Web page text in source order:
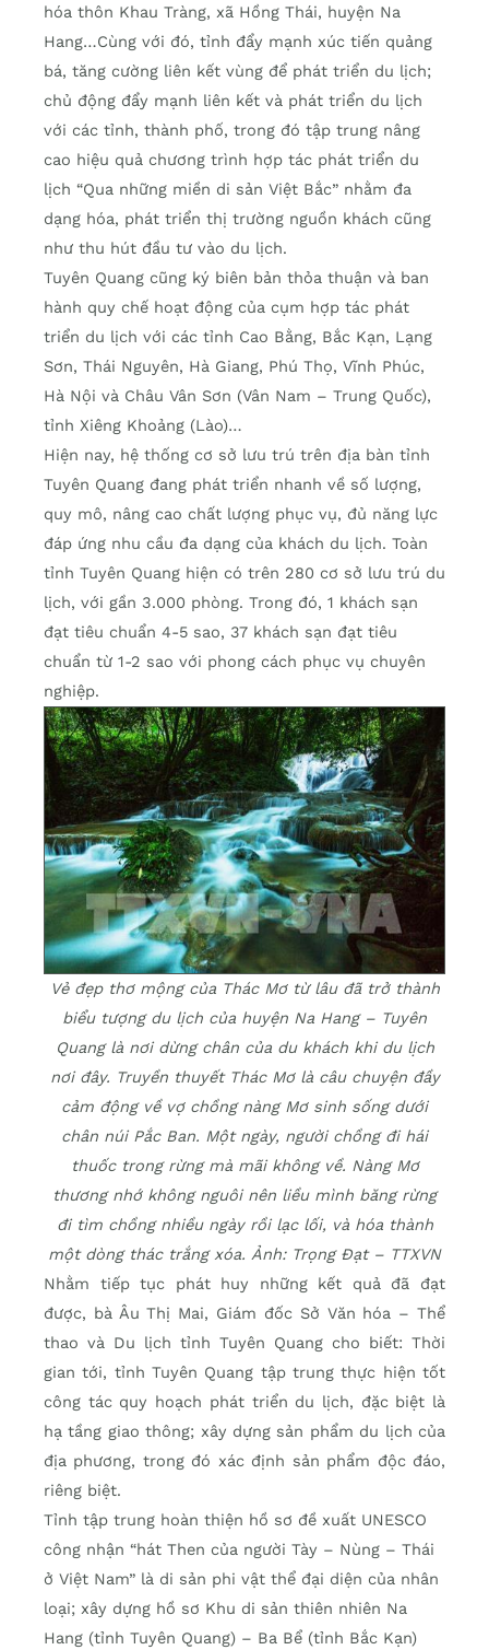
hóa thôn Khau Tràng, xã Hồng Thái, huyện Na
Hang…Cùng với đó, tỉnh đẩy mạnh xúc tiến quảng
bá, tăng cường liên kết vùng để phát triển du lịch;
chủ động đẩy mạnh liên kết và phát triển du lịch
với các tỉnh, thành phố, trong đó tập trung nâng
cao hiệu quả chương trình hợp tác phát triển du
lịch “Qua những miền di sản Việt Bắc” nhằm đa
dạng hóa, phát triển thị trường nguồn khách cũng
như thu hút đầu tư vào du lịch.
Tuyên Quang cũng ký biên bản thỏa thuận và ban
hành quy chế hoạt động của cụm hợp tác phát
triển du lịch với các tỉnh Cao Bằng, Bắc Kạn, Lạng
Sơn, Thái Nguyên, Hà Giang, Phú Thọ, Vĩnh Phúc,
Hà Nội và Châu Vân Sơn (Vân Nam – Trung Quốc),
tỉnh Xiêng Khoảng (Lào)…
Hiện nay, hệ thống cơ sở lưu trú trên địa bàn tỉnh
Tuyên Quang đang phát triển nhanh về số lượng,
quy mô, nâng cao chất lượng phục vụ, đủ năng lực
đáp ứng nhu cầu đa dạng của khách du lịch. Toàn
tỉnh Tuyên Quang hiện có trên 280 cơ sở lưu trú du
lịch, với gần 3.000 phòng. Trong đó, 1 khách sạn
đạt tiêu chuẩn 4-5 sao, 37 khách sạn đạt tiêu
chuẩn từ 1-2 sao với phong cách phục vụ chuyên
nghiệp.
Vẻ đẹp thơ mộng của Thác Mơ từ lâu đã trở thành
biểu tượng du lịch của huyện Na Hang – Tuyên
Quang là nơi dừng chân của du khách khi du lịch
nơi đây. Truyền thuyết Thác Mơ là câu chuyện đầy
cảm động về vợ chồng nàng Mơ sinh sống dưới
chân núi Pắc Ban. Một ngày, người chồng đi hái
thuốc trong rừng mà mãi không về. Nàng Mơ
thương nhớ không nguôi nên liều mình băng rừng
đi tìm chồng nhiều ngày rồi lạc lối, và hóa thành
một dòng thác trắng xóa. Ảnh: Trọng Đạt – TTXVN
Nhằm tiếp tục phát huy những kết quả đã đạt
được, bà Âu Thị Mai, Giám đốc Sở Văn hóa – Thể
thao và Du lịch tỉnh Tuyên Quang cho biết: Thời
gian tới, tỉnh Tuyên Quang tập trung thực hiện tốt
công tác quy hoạch phát triển du lịch, đặc biệt là
hạ tầng giao thông; xây dựng sản phẩm du lịch của
địa phương, trong đó xác định sản phẩm độc đáo,
riêng biệt.
Tỉnh tập trung hoàn thiện hồ sơ đề xuất UNESCO
công nhận “hát Then của người Tày – Nùng – Thái
ở Việt Nam” là di sản phi vật thể đại diện của nhân
loại; xây dựng hồ sơ Khu di sản thiên nhiên Na
Hang (tỉnh Tuyên Quang) – Ba Bể (tỉnh Bắc Kạn)